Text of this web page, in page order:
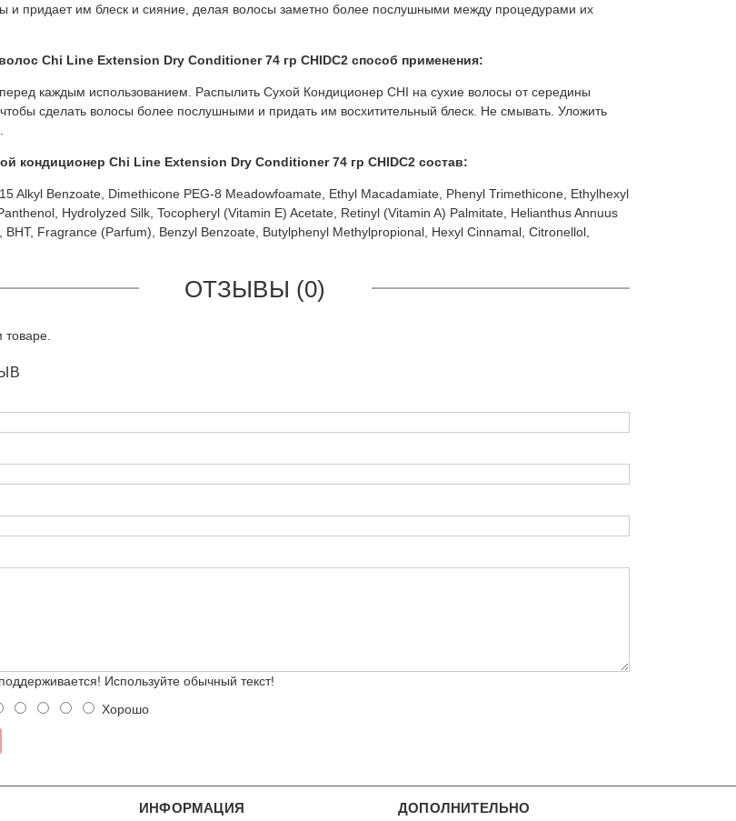
и придает им блеск и сияние, делая волосы заметно более послушными между процедурами их
Chi Line Extension Dry Conditioner 74 гр CHIDC2 способ применения:
каждым использованием. Распылить Сухой Кондиционер CHI на сухие волосы от середины
сделать волосы более послушными и придать им восхитительный блеск. Не смывать. Уложить
кондиционер Chi Line Extension Dry Conditioner 74 гр CHIDC2 состав:
Alkyl Benzoate, Dimethicone PEG-8 Meadowfoamate, Ethyl Macadamiate, Phenyl Trimethicone, Ethylhexyl
Hydrolyzed Silk, Tocopheryl (Vitamin E) Acetate, Retinyl (Vitamin A) Palmitate, Helianthus Annuus
BHT, Fragrance (Parfum), Benzyl Benzoate, Butylphenyl Methylpropional, Hexyl Cinnamal, Citronellol,
ОТЗЫВЫ (0)
товаре.
Используйте обычный текст!
Хорошо
ИНФОРМАЦИЯ ДОПОЛНИТЕЛЬНО